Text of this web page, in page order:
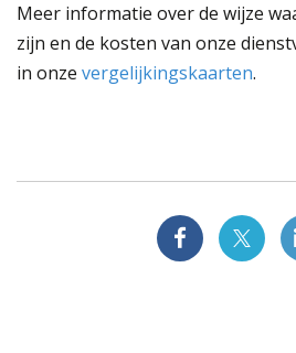
Meer informatie over de wijze
zijn en de kosten van onze
in onze vergelijkingskaarten.